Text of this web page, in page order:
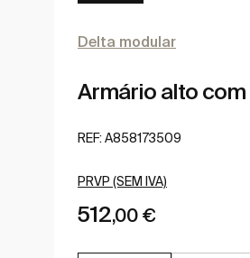
Delta modular
Armário alto
REF: A858173509
PRVP (SEM IVA)
512,00 €